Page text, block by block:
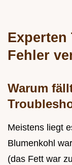
Fehler
Warum
Meistens liegt
Blumenkohl
(das Fett war